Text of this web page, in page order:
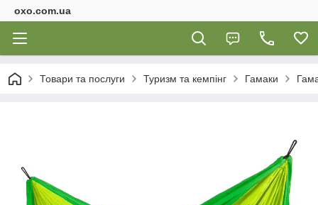
oxo.com.ua
Товари та послуги Туризм та кемпінг Гамаки